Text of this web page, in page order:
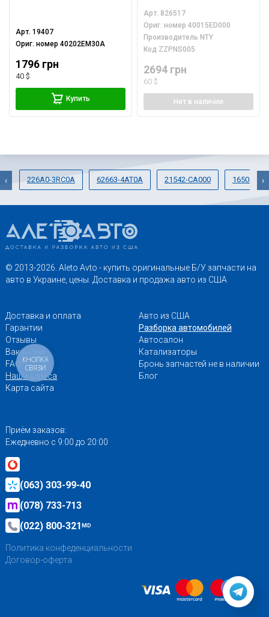
Арт.19407
Ориг. номер40202EM30A
1796 грн
40 $
Купить
Арт. 826517
Ориг. номер40015ED000
Производитель NTY
Код ZZPNS005
2694 грн
60 $
Нет в наличии
226A0-3RC0A 62663-4AT0A 21542-CA000 16500-
‹ ›
© 2013-2026. Aleto Avto - купить оригинальные Б/У запчасти на
авто в Украине, цены. Доставка и продажа авто из США
Доставка и оплата
Гарантии
Отзывы
Вакансии
FAQ
Наши адреса
Карта сайта
Авто из США
Разборка автомобилей
Автосалон
Катализаторы
Бронь запчастей не в наличии
Блог
Приём заказов:
Ежедневно с 9:00 до 20:00
(063) 303-99-40
(078) 733-713
(022) 800-321MD
Политика конфеденциальности
Договор-оферта
КНОПКА
СВЯЗИ